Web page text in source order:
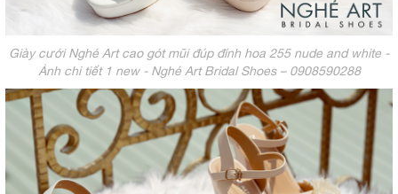
Giày cưới Nghé Art cao gót mũi đúp đính hoa 255 nude and white -
Ảnh chi tiết 1 new - Nghé Art Bridal Shoes – 0908590288